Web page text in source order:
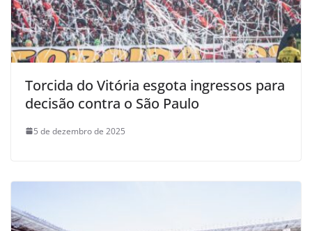
Torcida do Vitória esgota ingressos para
decisão contra o São Paulo
5 de dezembro de 2025